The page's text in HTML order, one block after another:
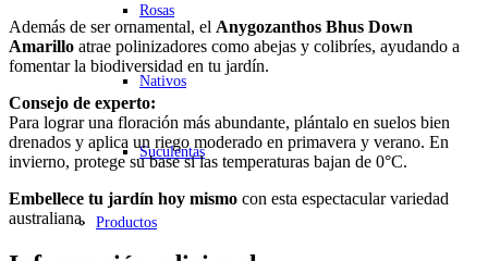
Rosas
Nativos
Suculentas
Productos
Además de ser ornamental, el Anygozanthos Bhus Down
Amarillo atrae polinizadores como abejas y colibríes, ayudando a
fomentar la biodiversidad en tu jardín.
Consejo de experto:
Para lograr una floración más abundante, plántalo en suelos bien
drenados y aplica un riego moderado en primavera y verano. En
invierno, protege su base si las temperaturas bajan de 0°C.
Embellece tu jardín hoy mismo con esta espectacular variedad
australiana.